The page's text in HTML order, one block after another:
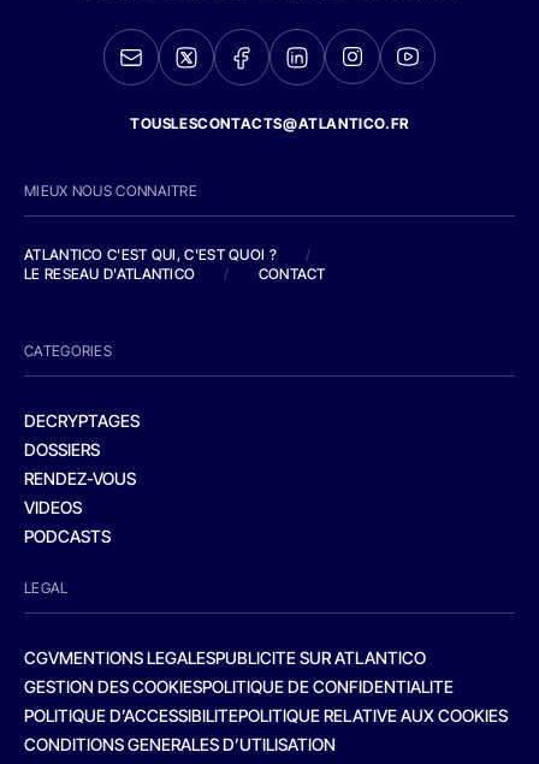
TOUSLESCONTACTS@ATLANTICO.FR
MIEUX NOUS CONNAITRE
ATLANTICO C'EST QUI, C'EST QUOI ?
/
LE RESEAU D'ATLANTICO
/ CONTACT
CATEGORIES
DECRYPTAGES
DOSSIERS
RENDEZ-VOUS
VIDEOS
PODCASTS
LEGAL
CGVMENTIONS LEGALESPUBLICITE SUR ATLANTICO
GESTION DES COOKIESPOLITIQUE DE CONFIDENTIALITE
POLITIQUE D’ACCESSIBILITEPOLITIQUE RELATIVE AUX COOKIES
CONDITIONS GENERALES D’UTILISATION